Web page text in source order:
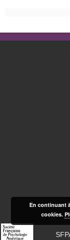
En continuant
cookies.